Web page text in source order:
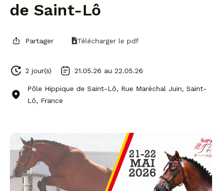
de Saint-Lô
Partager Télécharger le pdf
2 jour(s) 21.05.26 au 22.05.26
Pôle Hippique de Saint-Lô, Rue Maréchal Juin, Saint-
Lô, France